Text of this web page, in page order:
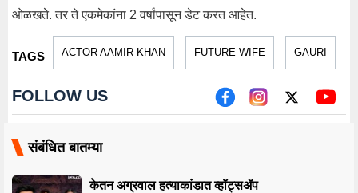
ओळखते. तर ते एकमेकांना 2 वर्षांपासून डेट करत आहेत.
TAGS ACTOR AAMIR KHAN FUTURE WIFE GAURI
FOLLOW US
संबंधित बातम्या
केतन अग्रवाल हत्याकांडात व्हॉट्सॲप